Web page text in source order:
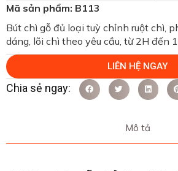
Mã sản phẩm: B113
Bút chì gỗ đủ loại tuỳ chỉnh ruột chì,
dáng, lõi chì theo yêu cầu, từ 2H đến
LIÊN HỆ NGAY
Mô tả